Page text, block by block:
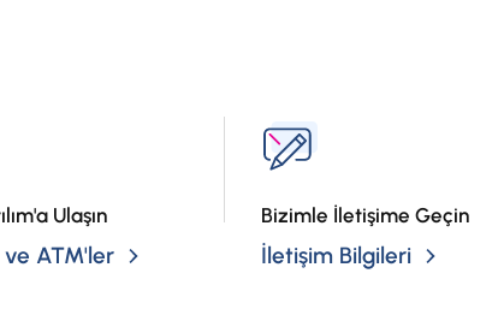
Ulaşın
ATM'ler
Bizimle İletişime Geçin
İletişim Bilgileri